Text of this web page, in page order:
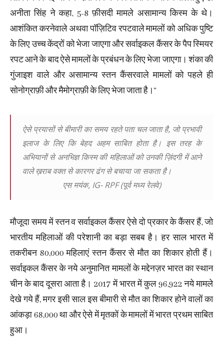
अनीता सिंह ने कहा, 5-8 फ़ीसदी मामले असामान्य किस्म के थे।
आशंकित करनेवाले अथवा पॉज़िटिव रपटवाले मामलों को अधिक पुष्टि
के लिए उच्च केंद्रों को भेजा जाएगा और सर्वाइकल कैंसर के पैप स्मियर
रपट आने के बाद ऐसे मामलों के प्रबंधन के‌ लिए भेजा जाएगा। शंका की
गुंजाइश वाले और असामान्य स्तन कैंसरवाले मामलों को पहले ही
सोनोग्राफ़ी और मैमोग्राफ़ी के लिए भेजा जाता है।”
ऐसे प्रयासों से बीमारी का समय रहते पता चल जाता है, जो प्रभावी
इलाज के लिए कि बेहद अहम साबित होता है। इस तरह के
अभियानों से अनभिज्ञ किस्म की महिलाओं को उनकी ज़िंदगी में आने
वाले ख़राब वक्त से कारगर ढंग से बचाया जा सकता है।
एस मयंक, IG- RPF (पूर्व मध्य रेलवे)
मौजूदा समय में स्तन व सर्वाइकल कैंसर ऐसे दो प्रकार के कैंसर हैं, जो
भारतीय महिलाओं की परेशानी का बड़ा सबब है। हर साल भारत में
तकरीबन 80,000 महिलाएं स्तन कैंसर से मौत का शिकार होती हैं।
सर्वाइकल कैंसर के नये अनुमानित मामलों के मद्देनज़र भारत का स्थान
चीन के बाद दूसरा आता है। 2017 में भारत में कुल 96,922 नये मामले
देखे गये हैं, मगर इसी साल इस बीमारी से मौत का शिकार होने वालों का
आंकड़ा 68,000 था और ऐसे में मृतकों के मामलों में भारत प्रथम साबित
हुआ।